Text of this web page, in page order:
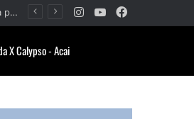
Paróquia Nossa Senhora da Piedade divulga programação da Festa da Beata Isabel Cristina e do Jubileu da padroeira YouTube
Instagram